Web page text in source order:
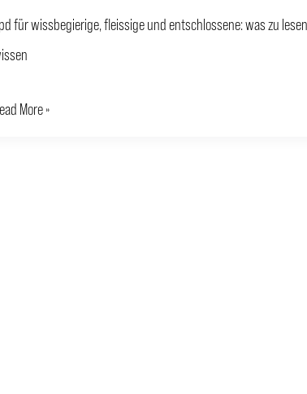
für wissbegierige, fleissige und entschlossene: was zu
More »